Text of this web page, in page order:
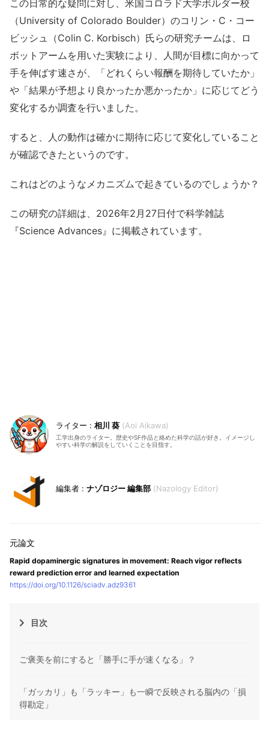
この日常的な疑問に対し、米国コロラド大学ボルダー校
（University of Colorado Boulder）のコリン・C・コー
ビッシュ（Colin C. Korbisch）氏らの研究チームは、ロ
ボットアームを用いた実験により、人間が目標に向かって
手を伸ばす速さが、「どれくらい報酬を期待していたか」
や「結果が予想より良かったか悪かったか」に応じてどう
変化するか調査を行いました。
すると、人の動作は確かに期待に応じて変化していること
が確認できたというのです。
これはどのようなメカニズムで起きているのでしょうか？
この研究の詳細は、2026年2月27日付で科学雑誌
『Science Advances』に掲載されています。
相川 葵 Aoi Aikawa
工学出身のライター。歴史やSF作品と絡めた科学の話が好き。イメージし
やすい科学の解説をしていくことを目指す。
ナゾロジー 編集部 Nazology Editor
Rapid dopaminergic signatures in movement: Reach vigor reflects
reward prediction error and learned expectation
https://doi.org/10.1126/sciadv.adz9361
目次
ご褒美を前にすると「勝手に手が速くなる」？
「ガッカリ」も「ラッキー」も一瞬で反映される脳内の「損
得勘定」